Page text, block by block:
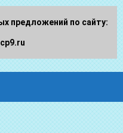
предложений по сайту: